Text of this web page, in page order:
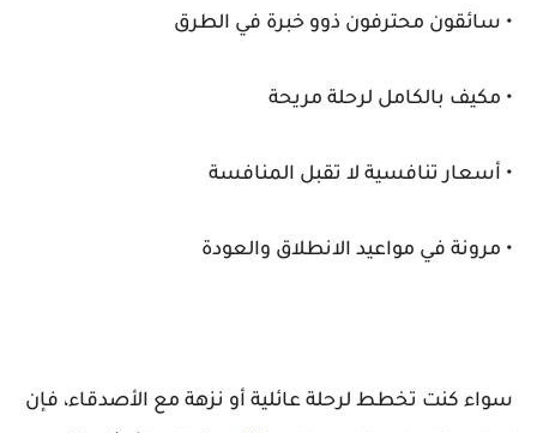
• سائقون محترفون ذوو خبرة في الطرق
• مكيف بالكامل لرحلة مريحة
• أسعار تنافسية لا تقبل المنافسة
• مرونة في مواعيد الانطلاق والعودة
سواء كنت تخطط لرحلة عائلية أو نزهة مع الأصدقاء، فإن